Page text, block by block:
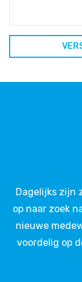
Dagelijks zijn
op naar zoek
nieuwe
voordelig op